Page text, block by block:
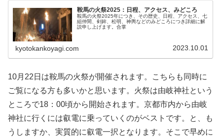
鞍馬の火祭2025：日程、アクセス、みどころ
鞍馬の火祭2025年につき、その歴史、日程、アクセス、七
組仲間、剣鉾、松明、神輿などのみどころにつき詳細に解
説申し上げます。合掌
kyotokankoyagi.com 2023.10.01
10月22日は鞍馬の火祭が開催されます。こちらも同時に
ご覧になる方も多いかと思います。火祭は由岐神社という
ところで18：00頃から開始されます。京都市内から由岐
神社に行くには叡電に乗っていくのがベストです。と、も
うしますか、実質的に叡電一択となります。そこで早めに